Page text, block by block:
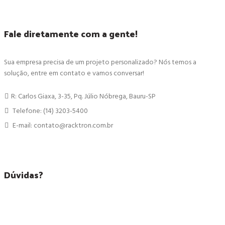
Fale diretamente com a gente!
Sua empresa precisa de um projeto personalizado? Nós temos a
solução, entre em contato e vamos conversar!
R: Carlos Giaxa, 3-35, Pq. Júlio Nóbrega, Bauru-SP
Telefone: (14) 3203-5400
E-mail: contato@racktron.com.br
Dúvidas?